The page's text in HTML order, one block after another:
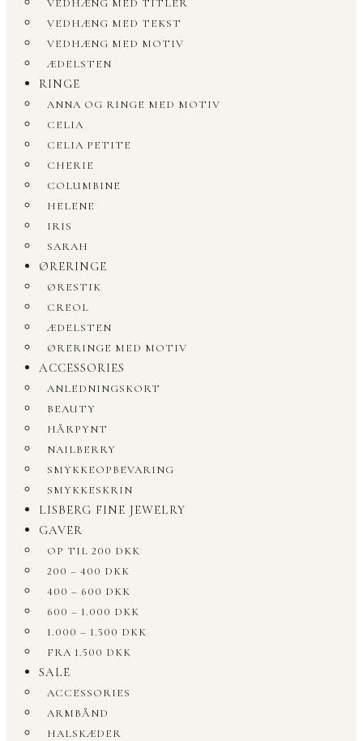
VEDHÆNG MED TITLER
VEDHÆNG MED TEKST
VEDHÆNG MED MOTIV
ÆDELSTEN
RINGE
ANNA OG RINGE MED MOTIV
CELIA
CELIA PETITE
CHERIE
COLUMBINE
HELENE
IRIS
SARAH
ØRERINGE
ØRESTIK
CREOL
ÆDELSTEN
ØRERINGE MED MOTIV
ACCESSORIES
ANLEDNINGSKORT
BEAUTY
HÅRPYNT
NAILBERRY
SMYKKEOPBEVARING
SMYKKESKRIN
LISBERG FINE JEWELRY
GAVER
OP TIL 200 DKK
200 – 400 DKK
400 – 600 DKK
600 – 1.000 DKK
1.000 – 1.500 DKK
FRA 1.500 DKK
SALE
ACCESSORIES
ARMBÅND
HALSKÆDER